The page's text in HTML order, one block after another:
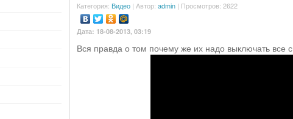
Категория: Видео| Автор: admin| Просмотров: 2622
Дата: 18-08-2013, 03:19
Вся правда о том почему же их надо выключать все